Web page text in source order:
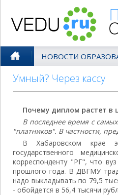
НОВОСТИ
Умный? Через кассу
Почему диплом растет в
В последнее время с
"платников". В частности,
В Хабаровском крае
государственного
корреспонденту "РГ", что
прошлого года. В ДВГМУ
надо выкладывать по 79,5
- обойдется в 56,4 тысячи